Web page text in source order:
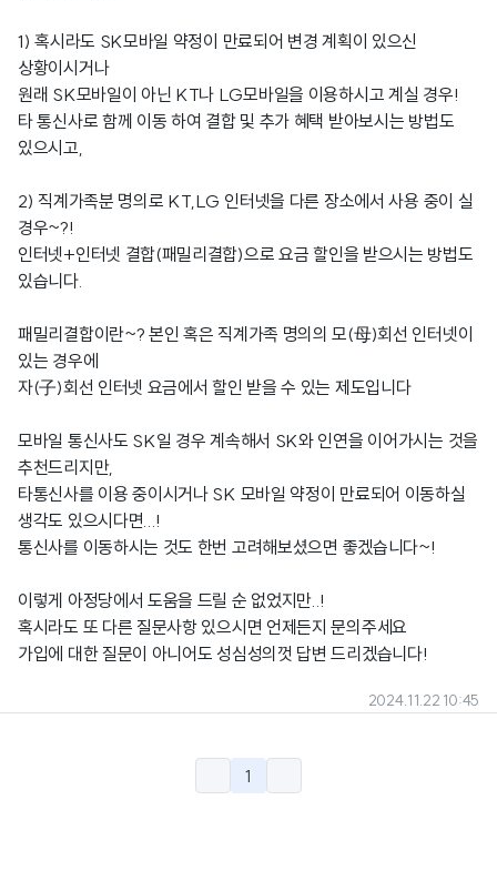
1) 혹시라도 SK모바일 약정이 만료되어 변경 계획이 있으신
상황이시거나
원래 SK모바일이 아닌 KT나 LG모바일을 이용하시고 계실 경우!
타 통신사로 함께 이동 하여 결합 및 추가 혜택 받아보시는 방법도
있으시고,
2) 직계가족분 명의로 KT,LG 인터넷을 다른 장소에서 사용 중이 실
경우~?!
인터넷+인터넷 결합(패밀리결합)으로 요금 할인을 받으시는 방법도
있습니다.
패밀리결합이란~? 본인 혹은 직계가족 명의의 모(母)회선 인터넷이
있는 경우에
자(子)회선 인터넷 요금에서 할인 받을 수 있는 제도입니다
모바일 통신사도 SK일 경우 계속해서 SK와 인연을 이어가시는 것을
추천드리지만,
타통신사를 이용 중이시거나 SK 모바일 약정이 만료되어 이동하실
생각도 있으시다면...!
통신사를 이동하시는 것도 한번 고려해보셨으면 좋겠습니다~!
이렇게 아정당에서 도움을 드릴 순 없었지만..!
혹시라도 또 다른 질문사항 있으시면 언제든지 문의주세요
가입에 대한 질문이 아니어도 성심성의껏 답변 드리겠습니다!
2024.11.22 10:45
1